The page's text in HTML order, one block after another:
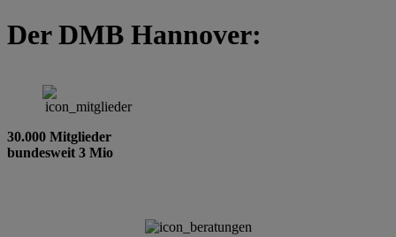
Der DMB Hannover:
30.000 Mitglieder
bundesweit 3 Mio